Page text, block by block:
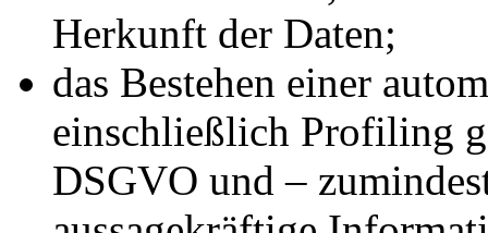
Herkunft der Daten;
das Bestehen einer
einschließlich Profiling
DSGVO und –